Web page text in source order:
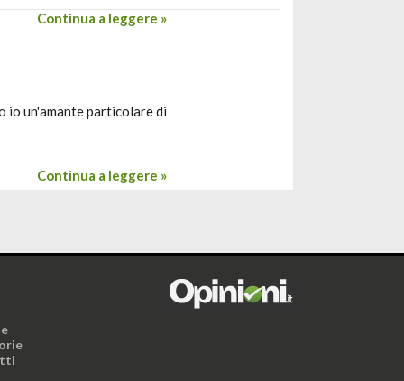
Continua a leggere »
io un'amante particolare di
Continua a leggere »